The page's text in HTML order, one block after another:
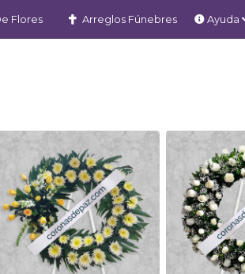
Flores Arreglos Fúnebres Ayuda